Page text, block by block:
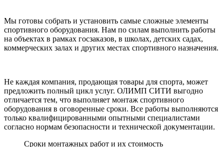
Мы готовы собрать и установить самые сложные элементы
спортивного оборудования. Нам по силам выполнить работы
на объектах в рамках госзаказов, в школах, детских садах,
коммерческих залах и других местах спортивного назначения.
Не каждая компания, продающая товары для спорта, может
предложить полный цикл услуг. ОЛИМП СИТИ выгодно
отличается тем, что выполняет монтаж спортивного
оборудования в оговоренные сроки. Все работы выполняются
только квалифицированными опытными специалистами
согласно нормам безопасности и технической документации.
Сроки монтажных работ и их стоимость